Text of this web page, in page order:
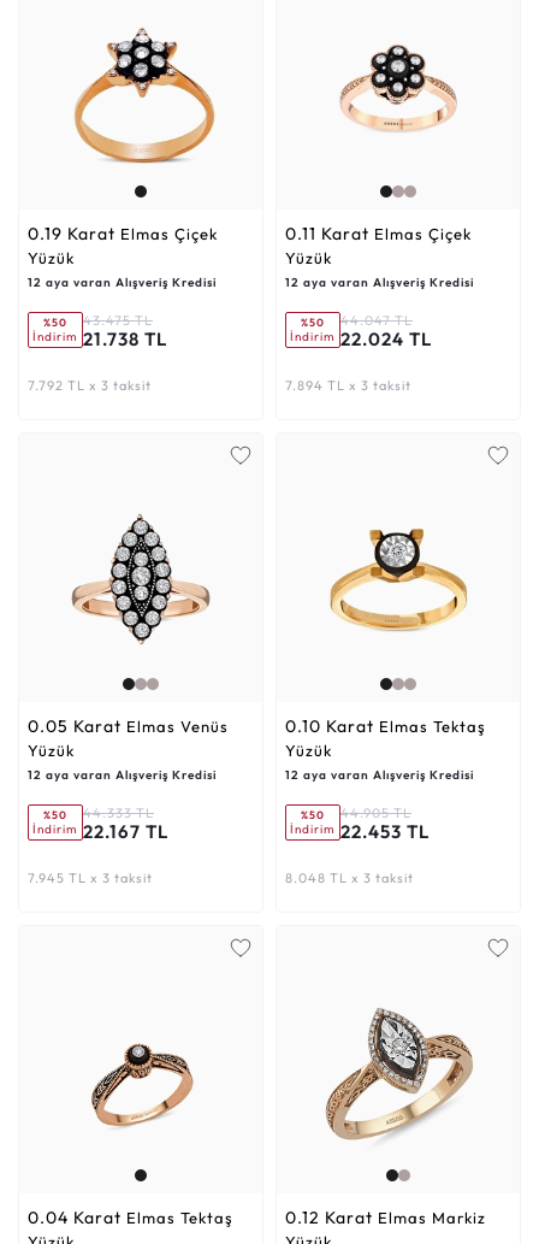
0.19 Karat
Yüzük
12 aya varan Alışveriş Kredisi
%50
İndirim
43.475 TL
21.738 TL
7.792 TL x 3 taksit
0.11 Karat
Yüzük
12 aya varan Alışveriş Kredisi
%50
İndirim
44.047 TL
22.024 TL
7.894 TL x 3 taksit
0.05 Karat
Yüzük
12 aya varan Alışveriş Kredisi
%50
İndirim
44.333 TL
22.167 TL
7.945 TL x 3 taksit
0.10 Karat
Yüzük
12 aya varan Alışveriş Kredisi
%50
İndirim
44.905 TL
22.453 TL
8.048 TL x 3 taksit
0.04 Karat 0.12 Karat